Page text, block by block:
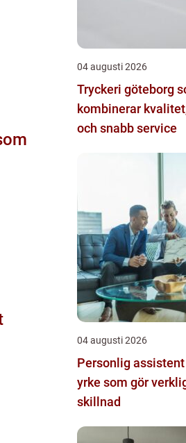
04 augusti 2026
Tryckeri göteborg
kombinerar
och snabb service
04 augusti 2026
Personlig assistent ett
yrke som gör
skillnad